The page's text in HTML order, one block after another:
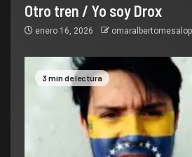
Otro tren / Yo soy Drox
enero 16, 2026
3 min de lectura